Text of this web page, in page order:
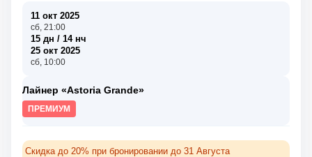
11 окт 2025
сб, 21:00
15 дн / 14 нч
25 окт 2025
сб, 10:00
Лайнер «Astoria Grande»
ПРЕМИУМ
Скидка до 20% при бронировании до 31 Августа